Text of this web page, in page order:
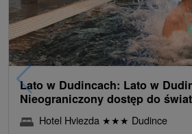
Lato w Dudincach: Lato w
Nieograniczony dostęp do
Hotel Hviezda ★★★ Dudince